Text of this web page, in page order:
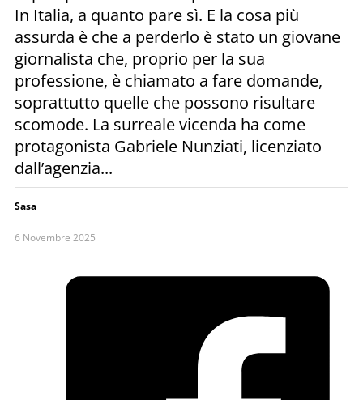
In Italia, a quanto pare sì. E la cosa più
assurda è che a perderlo è stato un giovane
giornalista che, proprio per la sua
professione, è chiamato a fare domande,
soprattutto quelle che possono risultare
scomode. La surreale vicenda ha come
protagonista Gabriele Nunziati, licenziato
dall’agenzia...
Sasa
6 Novembre 2025